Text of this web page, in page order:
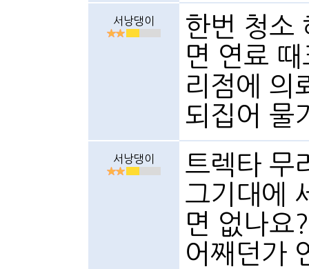
서낭댕이
한번 청소
면 연료
리점에 의
되집어 물
서낭댕이
트렉타 무
그기대에
면 없나요?
어째던가